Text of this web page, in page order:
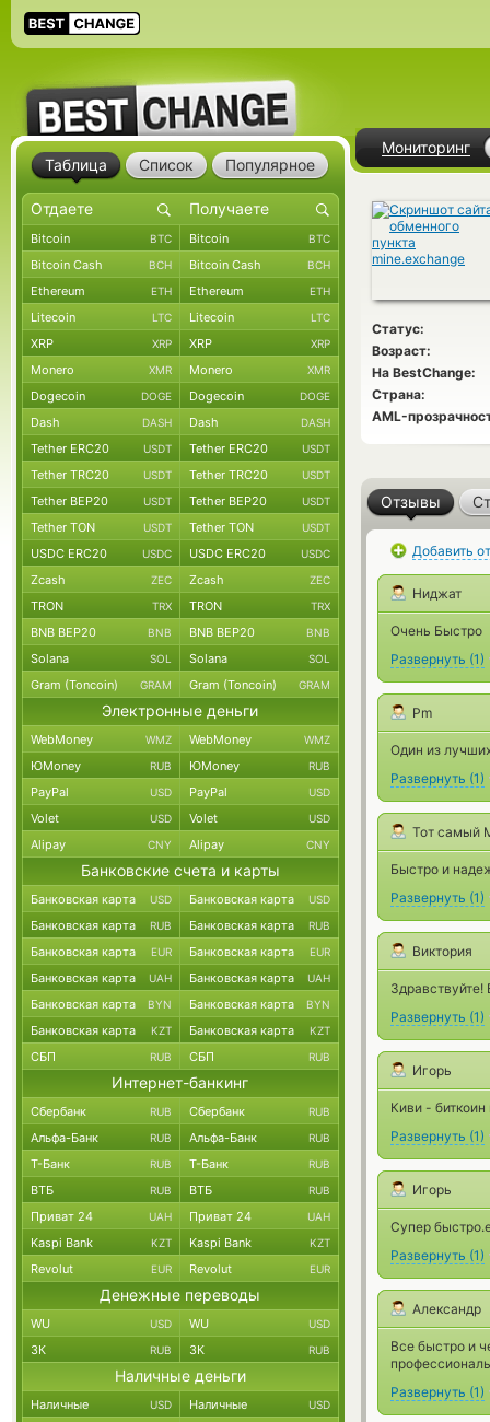
Мониторинг
Статус:
Возраст:
На BestChange:
Страна:
AML-
Отзывы
Добавить
Ниджат
Очень Быстро
Развернуть (1)
Pm
Один из
Развернуть (1)
Тот самый
Быстро и
Развернуть (1)
Виктория
Развернуть (1)
Игорь
Киви - биткоин
Развернуть (1)
Игорь
Супер
Развернуть (1)
Александр
Все быстро и
Развернуть (1)
Таблица Список Популярное
Bitcoin BTC Bitcoin BTC
Bitcoin Cash BCH Bitcoin Cash BCH
Ethereum ETH Ethereum ETH
Litecoin LTC Litecoin LTC
XRP XRP XRP XRP
Monero XMR Monero XMR
Dogecoin DOGE Dogecoin DOGE
Dash DASH Dash DASH
Tether ERC20 USDT Tether ERC20 USDT
Tether TRC20 USDT Tether TRC20 USDT
Tether BEP20 USDT Tether BEP20 USDT
Tether TON USDT Tether TON USDT
USDC ERC20 USDC USDC ERC20 USDC
Zcash ZEC Zcash ZEC
TRON TRX TRON TRX
BNB BEP20 BNB BNB BEP20 BNB
Solana SOL Solana SOL
Gram (Toncoin) GRAM Gram (Toncoin) GRAM
Электронные деньги
WebMoney WMZ WebMoney WMZ
ЮMoney RUB ЮMoney RUB
PayPal USD PayPal USD
Volet USD Volet USD
Alipay CNY Alipay CNY
Банковские счета и карты
Банковская карта USD Банковская карта USD
Банковская карта RUB Банковская карта RUB
Банковская карта EUR Банковская карта EUR
Банковская карта UAH Банковская карта UAH
Банковская карта BYN Банковская карта BYN
Банковская карта KZT Банковская карта KZT
СБП RUB СБП RUB
Интернет-банкинг
Сбербанк RUB Сбербанк RUB
Альфа-Банк RUB Альфа-Банк RUB
Т-Банк RUB Т-Банк RUB
ВТБ RUB ВТБ RUB
Приват 24 UAH Приват 24 UAH
Kaspi Bank KZT Kaspi Bank KZT
Revolut EUR Revolut EUR
Денежные переводы
WU USD WU USD
ЗК RUB ЗК RUB
Наличные деньги
Наличные USD Наличные USD